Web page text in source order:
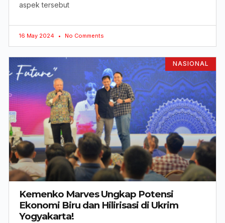
aspek tersebut
16 May 2024 No Comments
NASIONAL
Kemenko Marves Ungkap Potensi
Ekonomi Biru dan Hilirisasi di Ukrim
Yogyakarta!